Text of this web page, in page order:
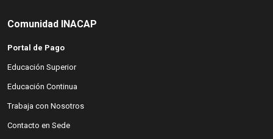
Comunidad INACAP
Portal de Pago
Educación Superior
(abre en nueva ventana)
Educación Continua
(abre en nueva ventana)
Trabaja con Nosotros
(abre en nueva ventana)
Contacto en Sede
(abre en nueva ventana)